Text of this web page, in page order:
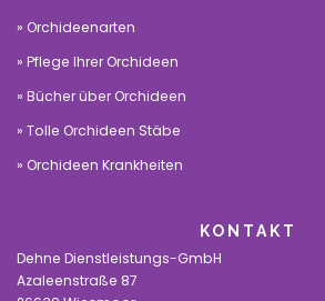
Orchideenarten
Pflege Ihrer Orchideen
Bücher über Orchideen
Tolle Orchideen Stäbe
Orchideen Krankheiten
KONTAKT
Dehne Dienstleistungs-GmbH
Azaleenstraße 87